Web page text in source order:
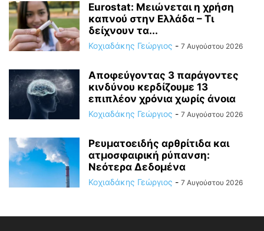
Eurostat: Μειώνεται η χρήση
καπνού στην Ελλάδα – Τι
δείχνουν τα...
Κοχιαδάκης Γεώργιος - 7 Αυγούστου 2026
Αποφεύγοντας 3 παράγοντες
κινδύνου κερδίζουμε 13
επιπλέον χρόνια χωρίς άνοια
Κοχιαδάκης Γεώργιος - 7 Αυγούστου 2026
Ρευματοειδής αρθρίτιδα και
ατμοσφαιρική ρύπανση:
Νεότερα Δεδομένα
Κοχιαδάκης Γεώργιος - 7 Αυγούστου 2026